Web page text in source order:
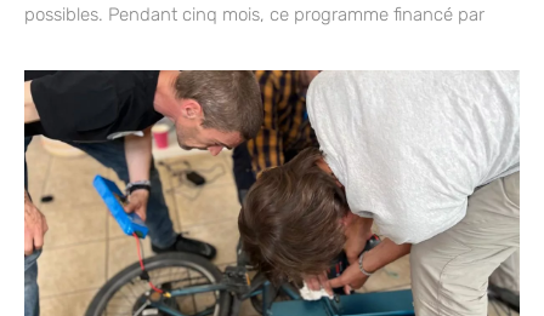
possibles. Pendant cinq mois, ce programme financé par